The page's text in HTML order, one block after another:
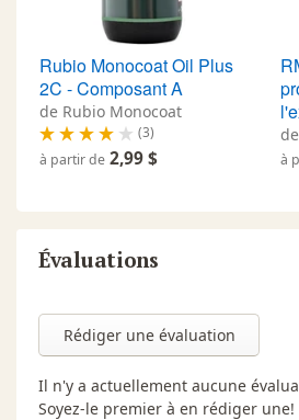
Rubio Monocoat Oil Plus
2C - Composant A
de Rubio Monocoat
(3)
à partir de 2,99 $ à
Évaluations
Rédiger une évaluation
Il n'y a actuellement aucune
Soyez-le premier à en rédiger une!